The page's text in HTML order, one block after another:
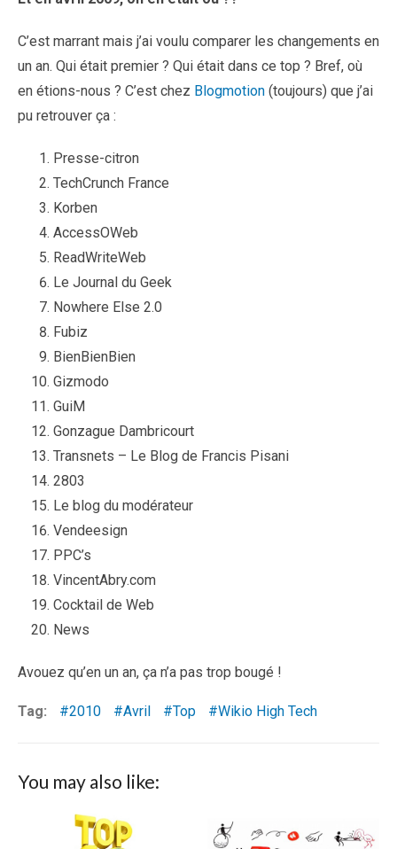
C’est marrant mais j’ai voulu comparer les changements en
un an. Qui était premier ? Qui était dans ce top ? Bref, où
en étions-nous ? C’est chez Blogmotion (toujours) que j’ai
pu retrouver ça :
Presse-citron
TechCrunch France
Korben
AccessOWeb
ReadWriteWeb
Le Journal du Geek
Nowhere Else 2.0
Fubiz
BienBienBien
Gizmodo
GuiM
Gonzague Dambricourt
Transnets – Le Blog de Francis Pisani
2803
Le blog du modérateur
Vendeesign
PPC’s
VincentAbry.com
Cocktail de Web
News
Avouez qu’en un an, ça n’a pas trop bougé !
Tag: 2010 Avril Top Wikio High Tech
You may also like: